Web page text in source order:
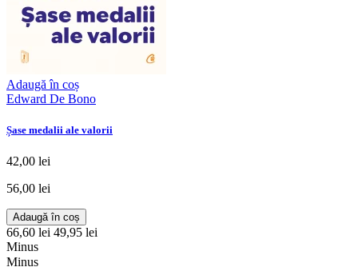
Adaugă în coș
Edward De Bono
Șase medalii ale valorii
42,00 lei
56,00 lei
Adaugă în coș
66,60 lei 49,95 lei
Minus
Minus